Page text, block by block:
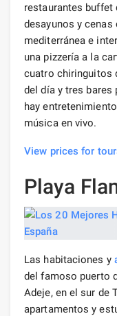
restaurantes
desayunos y
mediterránea e
una pizzería a la
cuatro chiringuitos
del día y tres bares
hay
música en vivo.
View prices for
Playa
Las habitaciones y
del famoso puerto
Adeje, en el sur de
apartamentos y